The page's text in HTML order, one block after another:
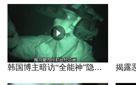
韩国博主暗访“全能神”隐秘据点